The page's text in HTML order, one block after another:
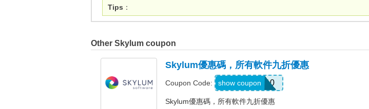
Tips ：
Other Skylum coupon
Skylum優惠碼，所有軟件九折優惠
Coupon Code: LUM10
show coupon
Skylum優惠碼，所有軟件九折優惠